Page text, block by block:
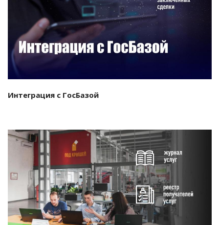
Смотреть проект
Интеграция с ГосБазой
Смотреть проект